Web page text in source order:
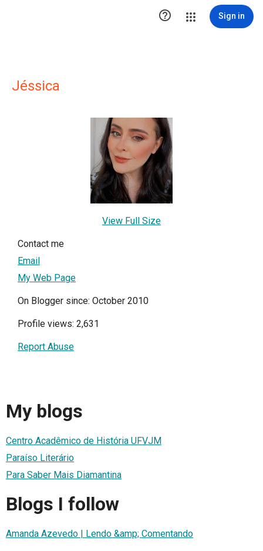
 Sign in
Jéssica
View Full Size
Contact me
Email
My Web Page
On Blogger since: October 2010
Profile views: 2,631
Report Abuse
My blogs
Centro Acadêmico de História UFVJM
Paraíso Literário
Para Saber Mais Diamantina
Blogs I follow
Amanda Azevedo | Lendo &amp; Comentando